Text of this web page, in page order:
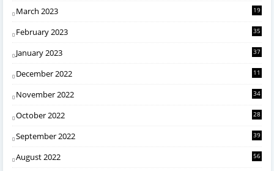
March 2023 19
February 2023 35
January 2023 37
December 2022 11
November 2022 34
October 2022 28
September 2022 39
August 2022 56